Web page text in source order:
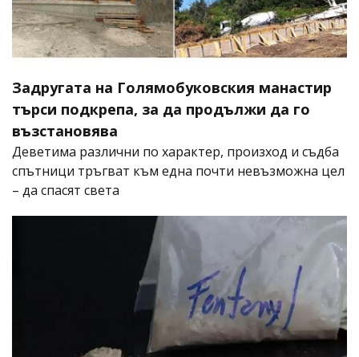
Задругата на Голямобуковския манастир
търси подкрепа, за да продължи да го
възстановява
Деветима различни по характер, произход и съдба
спътници тръгват към една почти невъзможна цел
– да спасят света